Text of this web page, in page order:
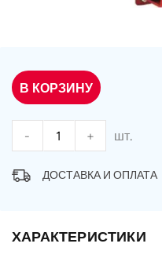
В КОРЗИНУ
- + шт.
ДОСТАВКА И ОПЛАТА
ХАРАКТЕРИСТИКИ